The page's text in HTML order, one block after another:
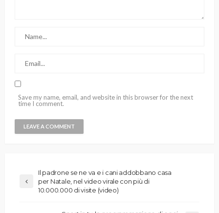
Save my name, email, and website in this browser for the next
time I comment.
Il padrone se ne va e i cani addobbano casa
per Natale, nel video virale con più di
10.000.000 di visite (video)